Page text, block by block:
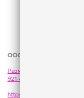
ООО «ГПМ Радио», 2026
Размещение рекламы
921-40-41
https://gpmsaleshouse.ru/